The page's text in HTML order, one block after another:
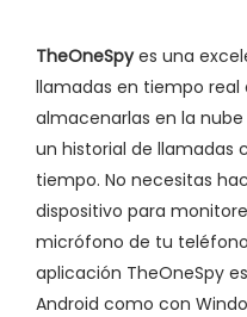
TheOneSpyes una
llamadas en tiempo real
almacenarlas en la
un historial de llamadas
tiempo. No necesitas
dispositivo para
micrófono de tu
aplicación TheOneSpy
Android como con